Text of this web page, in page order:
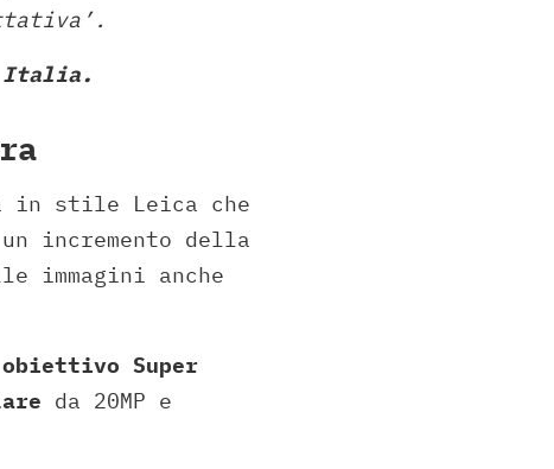
Italia.
in stile Leica che
incremento della
immagini anche
Super
da 20MP e